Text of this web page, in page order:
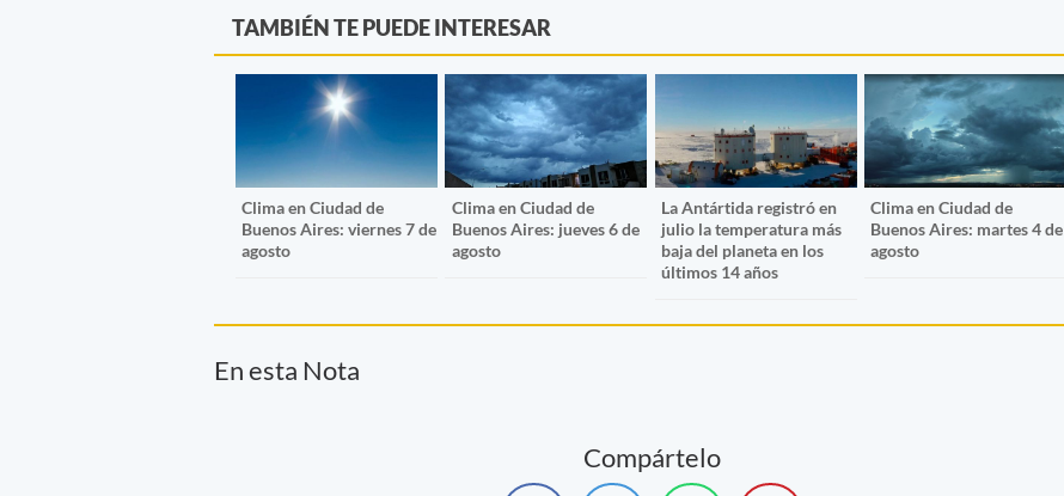
TAMBIÉN TE PUEDE INTERESAR
Clima en Ciudad de
Buenos Aires: viernes 7 de
agosto
Clima en Ciudad de
Buenos Aires: jueves 6 de
agosto
La Antártida registró en
julio la temperatura más
baja del planeta en los
últimos 14 años
Clima en Ciudad de
Buenos Aires: martes 4 de
agosto
En esta Nota
Compártelo